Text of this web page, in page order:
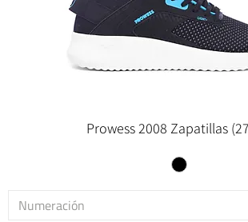
Prowess 2008 Zapatillas